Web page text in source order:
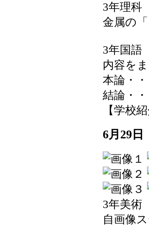
3年理科
金属の
3年国語
内容を
本論・
結論・
【学校
6月29
3年美術
自画像